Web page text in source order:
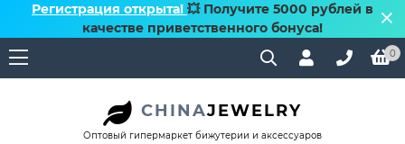
Регистрация открыта! 💥 Получите 5000 рублей в
качестве приветственного бонуса!
0
CHINAJEWELRY
Оптовый гипермаркет бижутерии и аксессуаров